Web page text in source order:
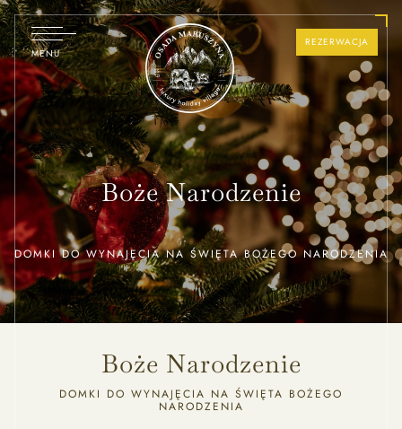
MENU
REZERWACJA
OFERTY
SPECJALNE
DOMY
Boże Narodzenie
DOMKI DO WYNAJĘCIA NA ŚWIĘTA BOŻEGO NARODZENIA
Boże Narodzenie
DOMKI DO WYNAJĘCIA NA ŚWIĘTA BOŻEGO
NARODZENIA